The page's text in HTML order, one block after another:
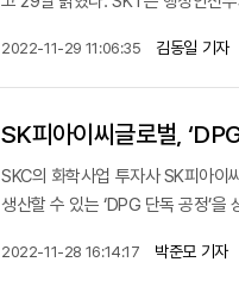
2022-11-29 11:06:35 김동일 기자
SK피아이씨글로벌,
SKC의 화학사업 투자사 SK피아
생산할 수 있는 ‘DPG 단독 공정’
2022-11-28 16:14:17 박준모 기자